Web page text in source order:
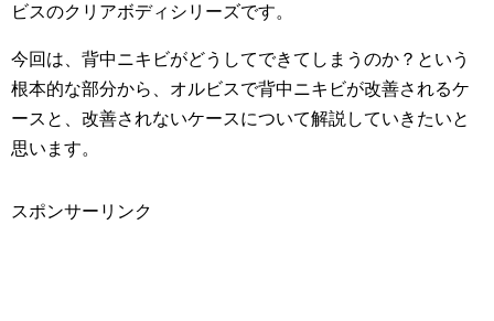
ビスのクリアボディシリーズです。
今回は、背中ニキビがどうしてできてしまうのか？という
根本的な部分から、オルビスで背中ニキビが改善されるケ
ースと、改善されないケースについて解説していきたいと
思います。
スポンサーリンク